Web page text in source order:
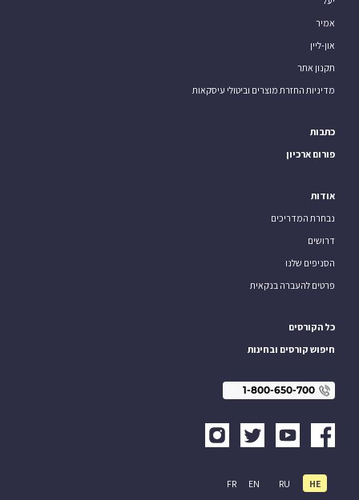
אמיר
און-ליין
תקנון אתר
מדיניות החזרת מוצרים וביטולי עיסקאות
כתבות
פורום ארכיון
אודות
נבחרת המדריכים
דרושים
הסניפים שלנו
פרטים להעברה בנקאית
כל הקורסים
חיפוש קורסים ובחינות
1-800-650-700
HE
RU
EN
FR